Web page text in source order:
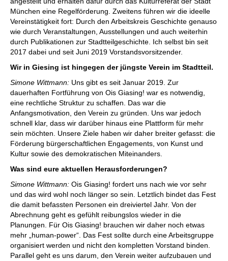
München eine Regelförderung. Zweitens führen wir die ideelle
Vereinstätigkeit fort: Durch den Arbeitskreis Geschichte genauso
wie durch Veranstaltungen, Ausstellungen und auch weiterhin
durch Publikationen zur Stadtteilgeschichte. Ich selbst bin seit
2017 dabei und seit Juni 2019 Vorstandsvorsitzender.
Wir in Giesing ist hingegen der jüngste Verein im Stadtteil.
Simone Wittmann: Uns gibt es seit Januar 2019. Zur
dauerhaften Fortführung von Ois Giasing! war es notwendig,
eine rechtliche Struktur zu schaffen. Das war die
Anfangsmotivation, den Verein zu gründen. Uns war jedoch
schnell klar, dass wir darüber hinaus eine Plattform für mehr
sein möchten. Unsere Ziele haben wir daher breiter gefasst: die
Förderung bürgerschaftlichen Engagements, von Kunst und
Kultur sowie des demokratischen Miteinanders.
Was sind eure aktuellen Herausforderungen?
Simone Wittmann: Ois Giasing! fordert uns nach wie vor sehr
und das wird wohl noch länger so sein. Letztlich bindet das Fest
die damit befassten Personen ein dreiviertel Jahr. Von der
Abrechnung geht es gefühlt reibungslos wieder in die
Planungen. Für Ois Giasing! brauchen wir daher noch etwas
mehr „human-power“. Das Fest sollte durch eine Arbeitsgruppe
organisiert werden und nicht den kompletten Vorstand binden.
Parallel geht es uns darum, den Verein weiter aufzubauen und